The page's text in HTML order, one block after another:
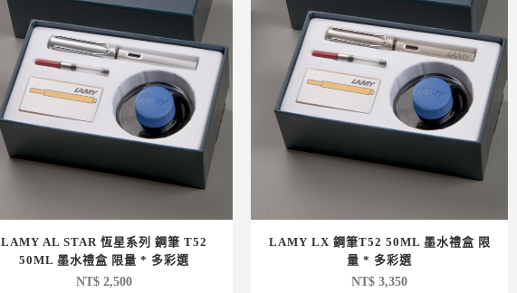
LAMY AL STAR 恆星系列 鋼筆 T52
50ML 墨水禮盒 限量 * 多彩選
NT$ 2,500
LAMY LX 鋼筆T52 50ML 墨水禮盒 限
量 * 多彩選
NT$ 3,350